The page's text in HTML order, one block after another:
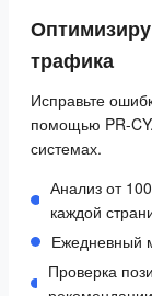
трафика
Исправьте
помощью PR-
системах.
Анализ от
каждой
Ежедневный
Проверка